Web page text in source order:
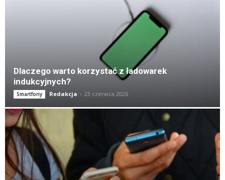
Dlaczego warto korzystać z ładowarek
indukcyjnych?
Smartfony Redakcja - 23 czerwca 2026